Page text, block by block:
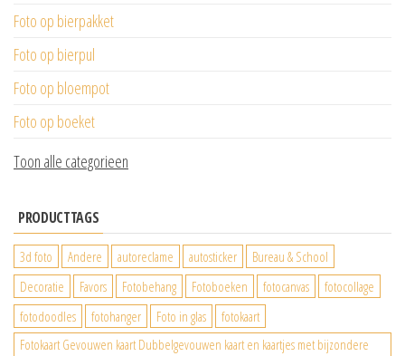
Foto op bierpakket
Foto op bierpul
Foto op bloempot
Foto op boeket
Toon alle categorieen
PRODUCTTAGS
3d foto Andere autoreclame autosticker
Bureau & School
Decoratie
Favors Fotobehang Fotoboeken fotocanvas
fotocollage
fotodoodles
fotohanger Foto in glas
fotokaart
Fotokaart Gevouwen kaart Dubbelgevouwen kaart en kaartjes met bijzondere